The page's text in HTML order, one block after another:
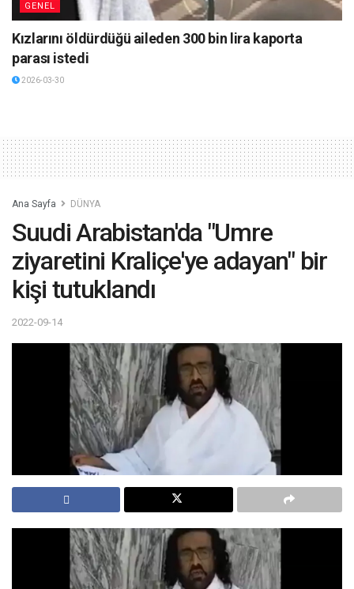
GENEL
Kızlarını öldürdüğü aileden 300 bin lira kaporta
parası istedi
2026-03-30
Ana Sayfa DÜNYA
S uudi Arabistan'da "Umre
ziyaretini Kraliçe'ye adayan" bir
kişi tutuklandı
2022-09-14